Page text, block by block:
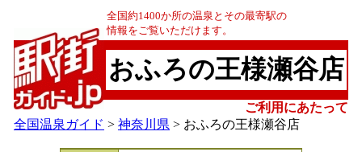
全国約1400か所の温泉とその最寄駅の
情報をご覧いただけます。
おふろの王様瀬谷店
ご利用にあたって
全国温泉ガイド > 神奈川県 > おふろの王様瀬谷店